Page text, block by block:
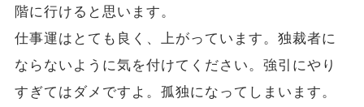
階に行けると思います。
仕事運はとても良く、上がっています。独裁者に
ならないように気を付けてください。強引にやり
すぎてはダメですよ。孤独になってしまいます。